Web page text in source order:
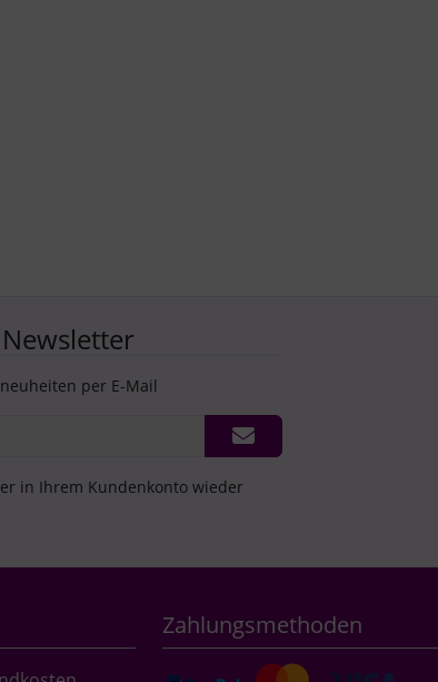
per E-Mail
in Ihrem Kundenkonto wieder
Zahlungsmethoden